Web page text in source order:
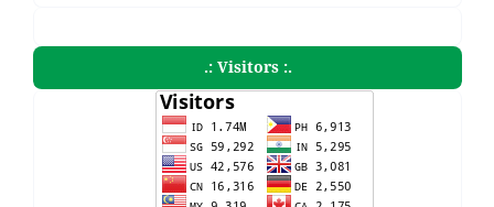
.: Visitors :.